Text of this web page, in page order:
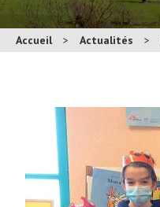
Accueil > Actualités >